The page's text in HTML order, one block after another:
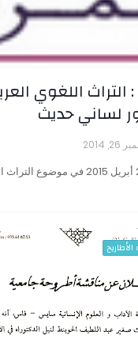
التراث اللغوي
لساني حديث
2014
ندوة دولية: 22 ـ 23 أبريل 2015 في